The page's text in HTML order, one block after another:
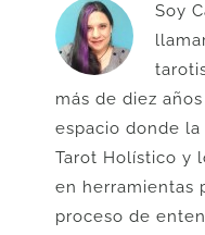
Soy
más de diez
espacio donde
Tarot Holístico y
en herramientas
proceso de